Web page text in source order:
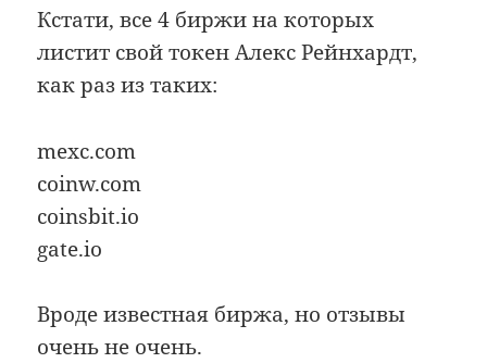
Кстати, все 4 биржи на которых
листит свой токен Алекс Рейнхардт,
как раз из таких:
mexc.com
coinw.com
coinsbit.io
gate.io
Вроде известная биржа, но отзывы
очень не очень.